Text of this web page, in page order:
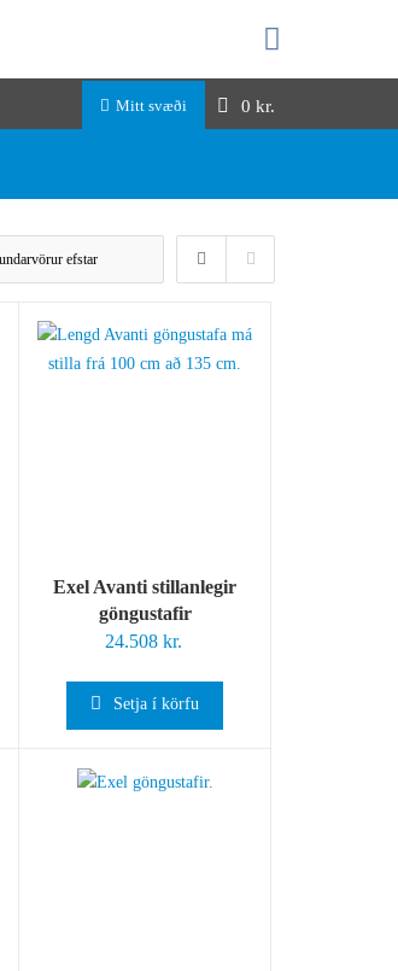
Mitt svæði 0 kr.
Exel Avanti stillanlegir
göngustafir
24.508 kr.
Setja í körfu